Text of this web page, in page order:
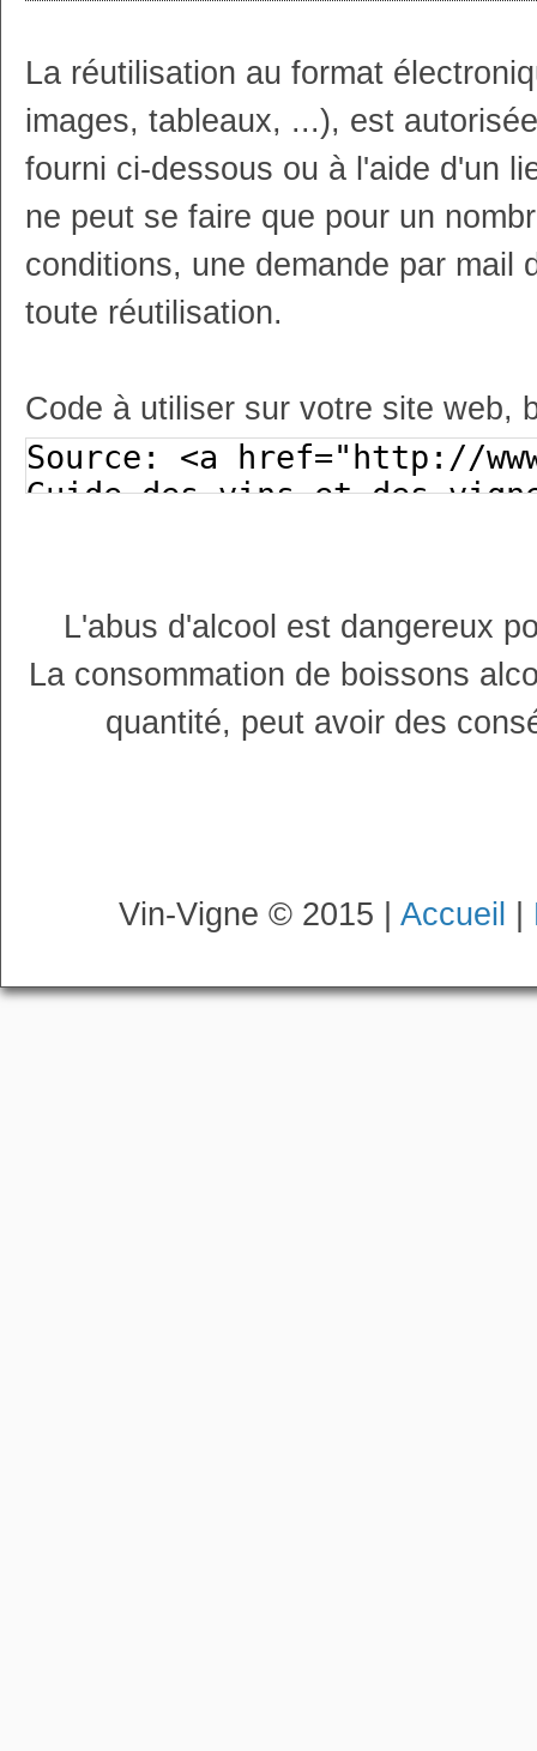
La réutilisation au format
images, tableaux, ...), est
fourni ci-dessous ou à l'aide d'un
ne peut se faire que pour un
conditions, une demande par mail
toute réutilisation.
Code à utiliser sur votre site web,
L'abus d'alcool est dangereux
La consommation de boissons
quantité, peut avoir des
Vin-Vigne © 2015 | Accueil